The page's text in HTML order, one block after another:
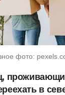
фото:
в